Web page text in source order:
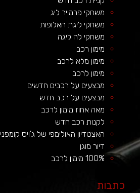
משחקי פרמייר ליג
משחקי ליגת האלופות
משחקי לה ליגה
מימון רכב
מימון מלא לרכב
מימון לרכב
מבצעים על רכבים חדשים
מבצעים על רכב חדש
מאה אחוז מימון לרכב
לקנות רכב חדש
האצטדיון האולימפי של ג'ויס קומפני
דיור מוגן
100% מימון לרכב
כתבות